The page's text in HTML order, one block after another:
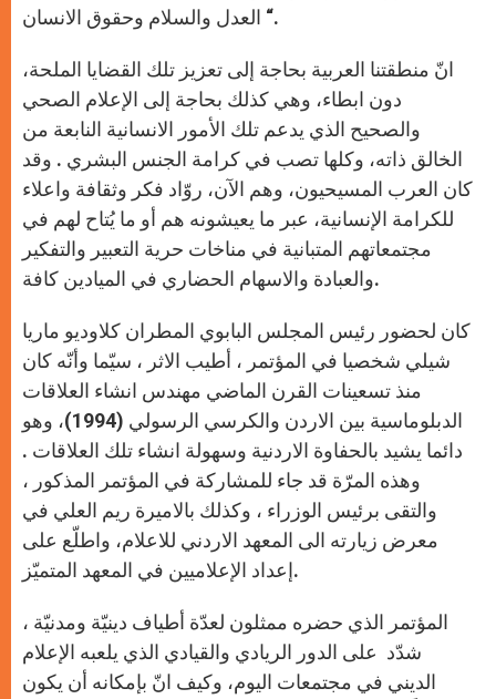
العدل والسلام وحقوق الانسان “.
انّ منطقتنا العربية بحاجة إلى تعزيز تلك القضايا الملحة،
دون ابطاء، وهي كذلك بحاجة إلى الإعلام الصحي
والصحيح الذي يدعم تلك الأمور الانسانية النابعة من
الخالق ذاته، وكلها تصب في كرامة الجنس البشري . وقد
كان العرب المسيحيون، وهم الآن، روّاد فكر وثقافة واعلاء
للكرامة الإنسانية، عبر ما يعيشونه هم أو ما يُتاح لهم في
مجتمعاتهم المتبانية في مناخات حرية التعبير والتفكير
والعبادة والاسهام الحضاري في الميادين كافة.
كان لحضور رئيس المجلس البابوي المطران كلاوديو ماريا
شيلي شخصيا في المؤتمر ، أطيب الاثر ، سيّما وأنّه كان
منذ تسعينات القرن الماضي مهندس انشاء العلاقات
الدبلوماسية بين الاردن والكرسي الرسولي (1994)، وهو
دائما يشيد بالحفاوة الاردنية وسهولة انشاء تلك العلاقات .
وهذه المرّة قد جاء للمشاركة في المؤتمر المذكور ،
والتقى برئيس الوزراء ، وكذلك بالاميرة ريم العلي في
معرض زيارته الى المعهد الاردني للاعلام، واطلّع على
إعداد الإعلاميين في المعهد المتميّز.
المؤتمر الذي حضره ممثلون لعدّة أطياف دينيّة ومدنيّة ،
شدّد على الدور الريادي والقيادي الذي يلعبه الإعلام
الديني في مجتمعات اليوم، وكيف انّ بإمكانه أن يكون